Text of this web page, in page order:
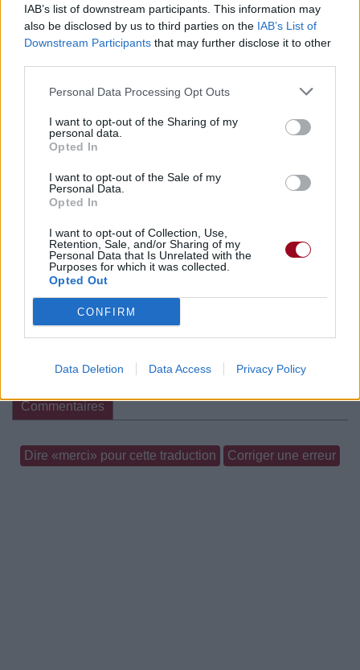
IAB’s list of downstream participants. This information may
also be disclosed by us to third parties on the IAB’s List of
Downstream Participants that may further disclose it to other
Personal Data Processing Opt Outs
I want to opt-out of the Sharing of my
personal data.
Opted In
I want to opt-out of the Sale of my
Personal Data.
Opted In
I want to opt-out of Collection, Use,
Retention, Sale, and/or Sharing of my
Personal Data that Is Unrelated with the
Purposes for which it was collected.
Opted Out
CONFIRM
Data Deletion Data Access Privacy Policy
Trouver des vinyles et des CD sur
Trouver un instrument de musique ou une partition au
meilleur prix sur
Paroles + Traduction Téléchargement
Vidéos
Commentaires
Concert/Live Concert/Live
Concert/Live
Paroles + Traduction Téléchargement
Vidéos
Commentaires
Dire «merci» pour cette traduction Corriger une erreur